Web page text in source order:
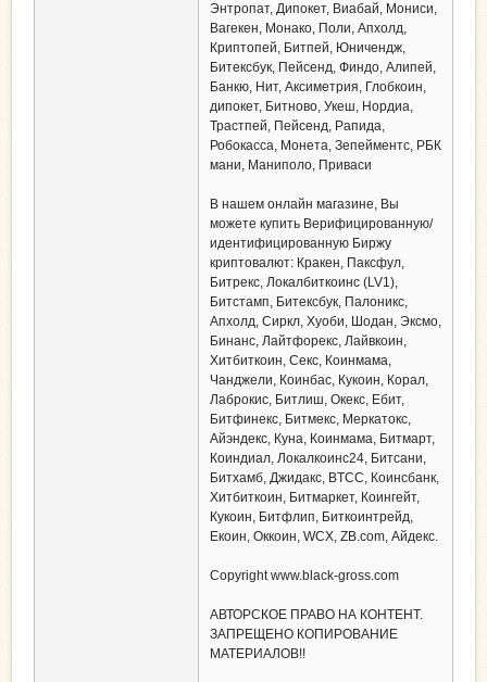
Энтропат, Дипокет, Виабай, Мониси,
Вагекен, Монако, Поли, Апхолд,
Криптопей, Битпей, Юничендж,
Битексбук, Пейсенд, Финдо, Алипей,
Банкю, Нит, Аксиметрия, Глобкоин,
дипокет, Битново, Укеш, Нордиа,
Трастпей, Пейсенд, Рапида,
Робокасса, Монета, Зепейментс, РБК
мани, Маниполо, Приваси
В нашем онлайн магазине, Вы
можете купить Верифицированную/
идентифицированную Биржу
криптовалют: Кракен, Паксфул,
Битрекс, Локалбиткоинс (LV1),
Битстамп, Битексбук, Палоникс,
Апхолд, Сиркл, Хуоби, Шодан, Эксмо,
Бинанс, Лайтфорекс, Лайвкоин,
Хитбиткоин, Секс, Коинмама,
Чанджели, Коинбас, Кукоин, Корал,
Лаброкис, Битлиш, Окекс, Ебит,
Битфинекс, Битмекс, Меркатокс,
Айэндекс, Куна, Коинмама, Битмарт,
Коиндиал, Локалкоинс24, Битсани,
Битхамб, Джидакс, BTCC, Коинсбанк,
Хитбиткоин, Битмаркет, Коингейт,
Кукоин, Битфлип, Биткоинтрейд,
Екоин, Оккоин, WCX, ZB.com, Айдекс.
Сopyright www.black-gross.com
АВТОРСКОЕ ПРАВО НА КОНТЕНТ.
ЗАПРЕЩЕНО КОПИРОВАНИЕ
МАТЕРИАЛОВ!!